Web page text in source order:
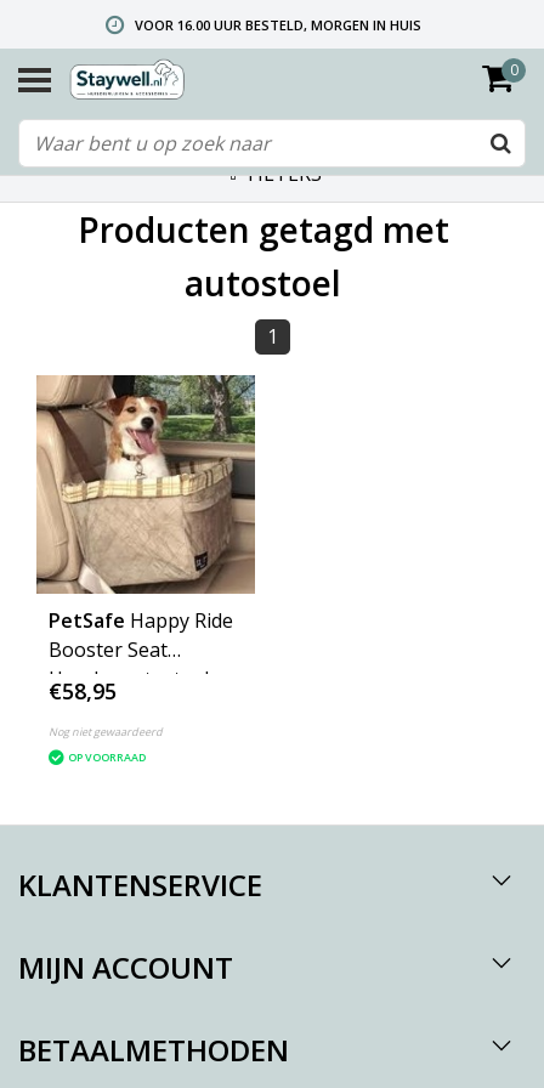
VOOR 16.00 UUR BESTELD, MORGEN IN HUIS
GRATIS VERZENDING VANAF € 40,- (ALLEEN NEDERLAND)
TELEFONISCHE HELPDESK 010 492 02 35 (LET OP: WIJ ZIJN NIET DE FABRIKANT! ZIE KLANTENSERVICE-INFO)
0
FILTERS
Producten getagd met
autostoel
1
PetSafe Happy Ride
Booster Seat
Hondenautostoel
XLarge
€58,95
Nog niet gewaardeerd
OP VOORRAAD
KLANTENSERVICE
MIJN ACCOUNT
BETAALMETHODEN